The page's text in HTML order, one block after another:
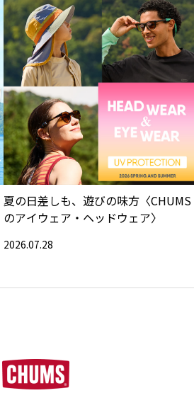
夏の日差しも、遊びの味方〈CHUMS
のアイウェア・ヘッドウェア〉
2026.07.28